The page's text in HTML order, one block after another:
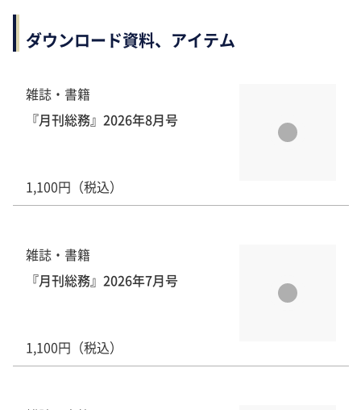
ダウンロード資料、アイテム
雑誌・書籍
『月刊総務』2026年8月号
1,100円（税込）
雑誌・書籍
『月刊総務』2026年7月号
1,100円（税込）